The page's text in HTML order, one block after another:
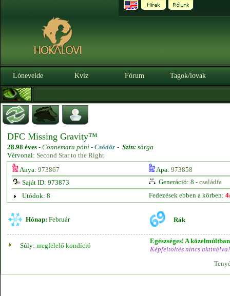
Lónevelde Kvíz Fórum Tagok/lovak
DFC Missing Gravity™
28.98 éves - Connemara póni - Csődör - Szín: sárga
Vérvonal: Second Star to the Right
Anya: 973867 Apa: 973858
Saját ID: 973873
Generáció: 8 - családfa
Utódok: 8
Fedezések ebben a körben:
Hónap: Február Rák
Súly: megfelelő kondíció
Egészséges! A
Képfeltöltés nincs aktiválva!